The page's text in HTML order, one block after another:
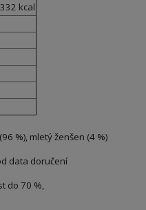
kcal
%), mletý ženšen (4 %)
data doručení
do 70 %,